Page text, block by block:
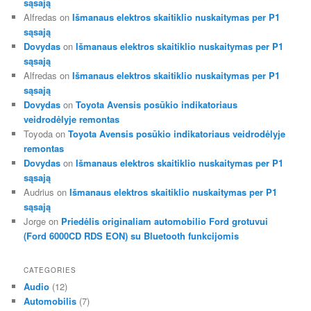
Alfredas onIšmanaus elektros skaitiklio nuskaitymas per P1
sąsają
Dovydas onIšmanaus elektros skaitiklio nuskaitymas per P1
sąsają
Alfredas onIšmanaus elektros skaitiklio nuskaitymas per P1
sąsają
Dovydas onToyota Avensis posūkio indikatoriaus
veidrodėlyje remontas
Toyoda onToyota Avensis posūkio indikatoriaus veidrodėlyje
remontas
Dovydas onIšmanaus elektros skaitiklio nuskaitymas per P1
sąsają
Audrius onIšmanaus elektros skaitiklio nuskaitymas per P1
sąsają
Jorge on Priedėlis originaliam automobilio Ford grotuvui
(Ford 6000CD RDS EON) su Bluetooth funkcijomis
CATEGORIES
Audio (12)
Automobilis (7)